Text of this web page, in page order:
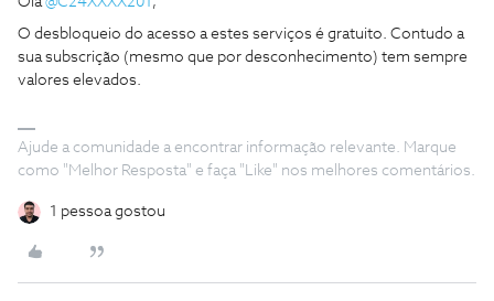
O desbloqueio do acesso a estes serviços é gratuito. Contudo a
sua subscrição (mesmo que por desconhecimento) tem sempre
valores elevados.
Ajude a comunidade a encontrar informação relevante. Marque
como "Melhor Resposta" e faça "Like" nos melhores comentários.
1 pessoa gostou